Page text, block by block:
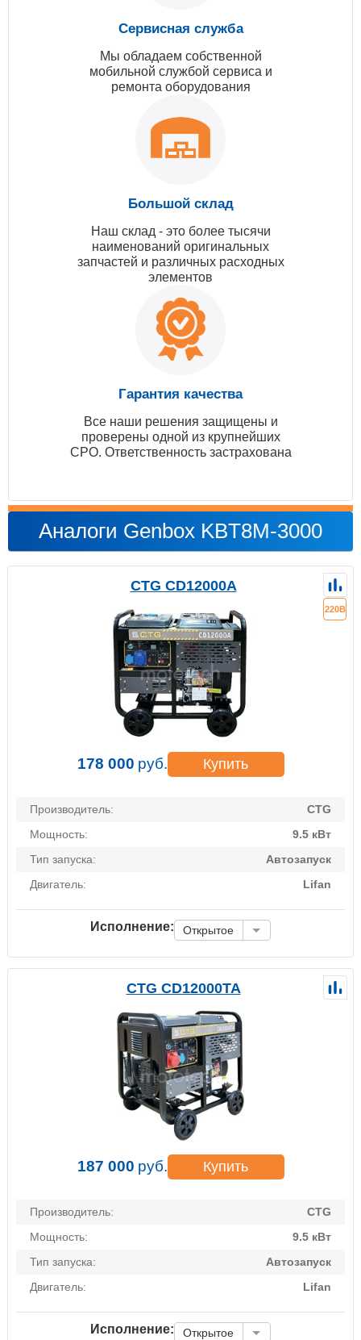
Сервисная служба
Мы обладаем собственной
мобильной службой сервиса и
ремонта оборудования
Большой склад
Наш склад - это более тысячи
наименований оригинальных
запчастей и различных расходных
элементов
Гарантия качества
Все наши решения защищены и
проверены одной из крупнейших
СРО. Ответственность застрахована
Аналоги Genbox KBT8M-3000
CTG CD12000A
220В
178 000 руб. Купить
Производитель:
CTG
Мощность:
9.5 кВт
Тип запуска:
Автозапуск
Двигатель:
Lifan
Исполнение: Открытое
CTG CD12000TA
187 000 руб. Купить
Производитель:
CTG
Мощность:
9.5 кВт
Тип запуска:
Автозапуск
Двигатель:
Lifan
Исполнение: Открытое